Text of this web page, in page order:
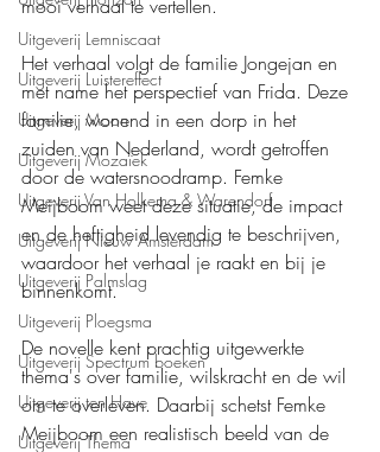
Uitgeverij Lemniscaat
Uitgeverij Luistereffect
Uitgeverij Moon
Uitgeverij Mozaïek
Uitgeverij Van Holkema & Warendorf
Uitgeverij Nieuw Amsterdam
Uitgeverij Palmslag
Uitgeverij Ploegsma
Uitgeverij Spectrum boeken
Uitgeverij ten Have
Uitgeverij Thema
mooi verhaal te vertellen.
Het verhaal volgt de familie Jongejan en
met name het perspectief van Frida. Deze
familie, wonend in een dorp in het
zuiden van Nederland, wordt getroffen
door de watersnoodramp. Femke
Meijboom weet deze situatie, de impact
en de heftigheid levendig te beschrijven,
waardoor het verhaal je raakt en bij je
binnenkomt.
De novelle kent prachtig uitgewerkte
thema's over familie, wilskracht en de wil
om te overleven. Daarbij schetst Femke
Meijboom een realistisch beeld van de